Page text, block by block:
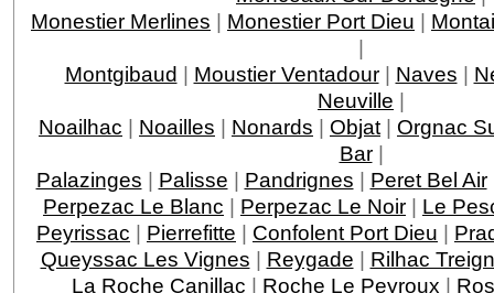
Monestier Merlines | Monestier Port Dieu |
|
Montgibaud | Moustier Ventadour| Naves |
Neuville |
Noailhac | Noailles | Nonards | Objat | Orgnac
Bar|
Palazinges | Palisse | Pandrignes | Peret Bel Air
Perpezac Le Blanc | Perpezac Le Noir | Le
Peyrissac | Pierrefitte | Confolent Port Dieu |
Queyssac Les Vignes | Reygade | Rilhac
La Roche Canillac | Roche Le Peyroux |